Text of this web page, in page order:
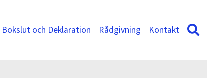
Bokslut och Deklaration Rådgivning Kontakt